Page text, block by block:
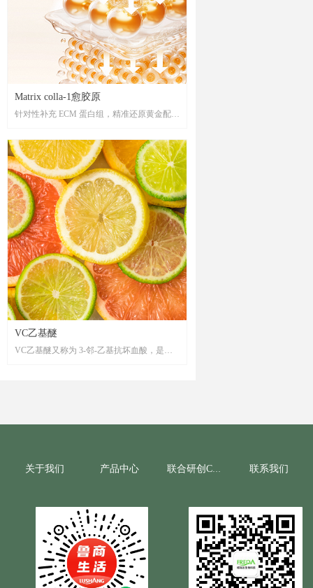
Matrix colla-1愈胶原
针对性补充 ECM 蛋白组，精准还原黄金配
真皮饱满结构，重构健康肌肤，恢复肌肤的
饱满弹润，同时调节基质环境的稳态平衡，
由内而外构筑健康的皮肤环境。
VC乙基醚
VC乙基醚又称为 3-邻-乙基抗坏血酸，是一
用度。
关于我们 产品中心 联合研创CRO 联系我们